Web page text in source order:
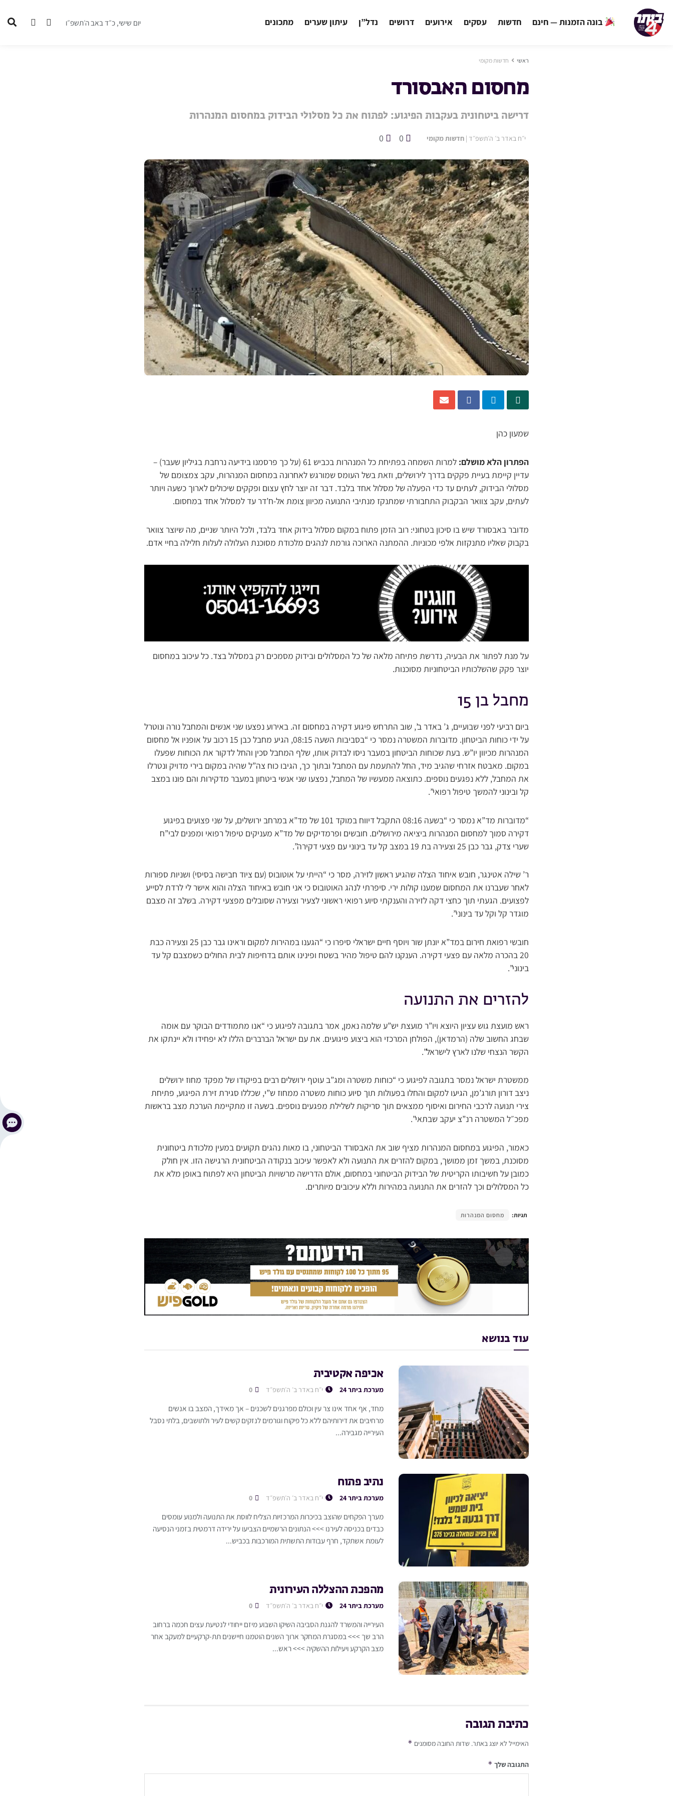
בונה הזמנות — חינם חדשות עסקים אירועים דרושים נדל”ן עיתון שערים מתכונים יום שישי, כ״ד באב ה׳תשפ״ו
ראשי חדשות מקומי
מחסום האבסורד
דרישה ביטחונית בעקבות הפיגוע: לפתוח את כל מסלולי הבידוק במחסום המנהרות
י״ח באדר ב׳ ה׳תשפ״ד | חדשות מקומי 0
0
שמעון כהן
הפתרון הלא מושלם:
למרות השמחה בפתיחת כל המנהרות בכביש 61 (על כך פרסמנו בידיעה נרחבת בגיליון שעבר) –
עדיין קיימת בעיית פקקים בדרך לירושלים, וזאת בשל העומס שמורגש לאחרונה במחסום המנהרות, עקב צמצומם של
מסלולי הבידוק, לעתים עד כדי הפעלה של מסלול אחד בלבד. דבר זה יוצר לחץ עצום ופקקים שיכולים לארוך כשעה ויותר
לעתים, עקב צוואר הבקבוק התחבורתי שמתנקז מנתיבי התנועה מכיוון צומת אל-ח’דר עד למסלול אחד במחסום.
מדובר באבסורד שיש בו סיכון בטחוני: רוב הזמן פתוח במקום מסלול בידוק אחד בלבד, ולכל היותר שניים, מה שיוצר צוואר
בקבוק שאליו מתנקזות אלפי מכוניות. ההמתנה הארוכה גורמת לנהגים מלכודת מסוכנת העלולה לעלות חלילה בחיי אדם.
על מנת לפתור את הבעיה, נדרשת פתיחה מלאה של כל המסלולים ובידוק מסמכים רק במסלול בצד. כל עיכוב במחסום
יוצר פקק שהשלכותיו הביטחוניות מסוכנות.
מחבל בן 15
ביום רביעי לפני שבועיים, ג’ באדר ב’, שוב התרחש פיגוע דקירה במחסום זה. באירוע נפצעו שני אנשים והמחבל נורה ונוטרל
על ידי כוחות הביטחון. מדוברות המשטרה נמסר כי “בסביבות השעה 08:15, הגיע מחבל כבן 15 רכוב על אופניו אל מחסום
המנהרות מכיוון יו”ש. בעת שכוחות הביטחון במעבר ניסו לבדוק אותו, שלף המחבל סכין והחל לדקור את הכוחות שפעלו
במקום. מאבטח אזרחי שהגיב מיד, החל להתעמת עם המחבל ובתוך כך, הגיבו כוח צה”ל שהיה במקום בירי מדויק ונטרלו
את המחבל, ללא נפגעים נוספים. כתוצאה ממעשיו של המחבל, נפצעו שני אנשי ביטחון במעבר מדקירות והם פונו במצב
קל ובינוני להמשך טיפול רפואי”.
“מדוברות מד”א נמסר כי “בשעה 08:16 התקבל דיווח במוקד 101 של מד”א במרחב ירושלים, על שני פצועים בפיגוע
דקירה סמוך למחסום המנהרות ביציאה מירושלים. חובשים ופרמדיקים של מד”א מעניקים טיפול רפואי ומפנים לבי”ח
שערי צדק, גבר כבן 25 וצעירה בת 19 במצב קל עד בינוני עם פצעי דקירה”.
ר’ שילה אטינגר, חובש איחוד הצלה שהגיע ראשון לזירה, מסר כי “הייתי על אוטובוס (עם ציוד חבישה בסיסי) ושניות ספורות
לאחר שעברנו את המחסום שמענו קולות ירי. סיפרתי לנהג האוטובוס כי אני חובש באיחוד הצלה והוא אישר לי לרדת לסייע
לפצועים. הגעתי תוך כחצי דקה לזירה והענקתי סיוע רפואי ראשוני לצעיר וצעירה שסובלים מפצעי דקירה. בשלב זה מצבם
מוגדר קל וקל עד בינוני”.
חובשי רפואת חירום במד”א יונתן שור ויוסף חיים ישראלי סיפרו כי “הגענו במהירות למקום וראינו גבר כבן 25 וצעירה כבת
20 בהכרה מלאה עם פצעי דקירה. הענקנו להם טיפול מהיר בשטח ופינינו אותם בדחיפות לבית החולים כשמצבם קל עד
בינוני”.
להזרים את התנועה
ראש מועצת גוש עציון היוצא ויו”ר מועצת יש”ע שלמה נאמן, אמר בתגובה לפיגוע כי “אנו מתמודדים הבוקר עם אומה
שבחג החשוב שלה (הרמדאן), הפולחן המרכזי הוא ביצוע פיגועים. את עם ישראל הברברים הללו לא יפחידו ולא יינתקו את
הקשר הנצחי שלנו לארץ לישראל”.
ממשטרת ישראל נמסר בתגובה לפיגוע כי “כוחות משטרה ומג”ב עוטף ירושלים רבים בפיקודו של מפקד מחוז ירושלים
ניצב דורון תורג’מן, הגיעו למקום והחלו בפעולות תוך סיוע כוחות משטרה ממחוז ש”י, שכללו סגירת זירת הפיגוע, פתיחת
צירי תנועה לרכבי החירום ואיסוף ממצאים תוך סריקות לשלילת מפגעים נוספים. בשעה זו מתקיימת הערכת מצב בראשות
מפכ״ל המשטרה רנ”צ יעקב שבתאי”.
כאמור, הפיגוע במחסום המנהרות מציף שוב את האבסורד הביטחוני, בו מאות נהגים תקועים במעין מלכודת ביטחונית
מסוכנת, במשך זמן ממושך, במקום להזרים את התנועה ולא לאפשר עיכוב בנקודה הביטחונית הרגישה הזו. אין חולק
כמובן על חשיבותו הקריטית של הבידוק הביטחוני במחסום, אולם הדרישה מרשויות הביטחון היא לפתוח באופן מלא את
כל המסלולים וכך להזרים את התנועה במהירות וללא עיכובים מיותרים.
תגיות: מחסום המנהרות
עוד בנושא
אכיפה אקטיבית
מערכת ביתר 24 י״ח באדר ב׳ ה׳תשפ״ד
מחד, אף אחד אינו צר עין וכולם מפרגנים לשכנים – אך מאידך, המצב בו אנשים
מרחיבים את דירותיהם ללא כל פיקוח וגורמים לנזקים קשים לעיר ולתושבים, בלתי נסבל
העירייה מגבירה...
נתיב פתוח
מערכת ביתר 24 י״ח באדר ב׳ ה׳תשפ״ד
מערך הפקחים שהוצב בכיכרות המרכזיות הצליח לווסת את התנועה ולמנוע עומסים
כבדים בכניסה לעירנו >>> הנתונים הרשמיים הצביעו על ירידה דרמטית בזמני הנסיעה
לעומת אשתקד, חרף עבודות התשתית המורכבות בכביש...
מהפכת ההצללה העירונית
מערכת ביתר 24 י״ח באדר ב׳ ה׳תשפ״ד
העירייה והמשרד להגנת הסביבה השיקו השבוע מיזם ייחודי לנטיעת עצים חכמה ברחוב
הרב שך >>> במסגרת המחקר ארוך השנים הוטמנו חיישנים תת-קרקעיים למעקב אחר
מצב הקרקע ויעילות ההשקיה >>> ראש...
כתיבת תגובה
האימייל לא יוצג באתר. שדות החובה מסומנים *
התגובה שלך *